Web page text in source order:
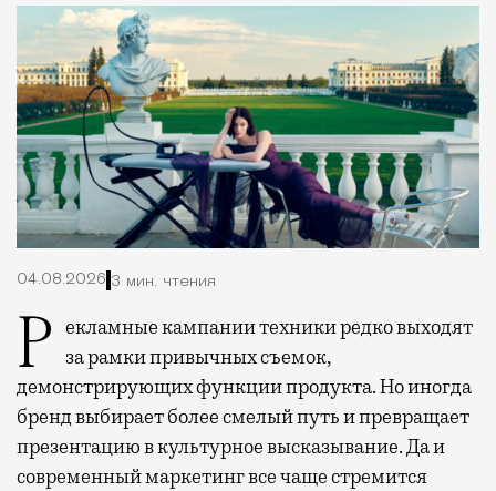
04.08.2026 3 мин. чтения
Рекламные кампании техники редко выходят
за рамки привычных съемок,
демонстрирующих функции продукта. Но иногда
бренд выбирает более смелый путь и превращает
презентацию в культурное высказывание. Да и
современный маркетинг все чаще стремится